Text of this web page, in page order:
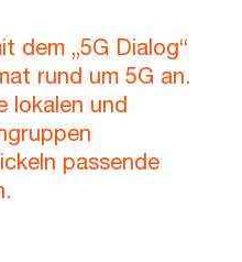
dem „5G Dialog“
rund um 5G an.
lokalen und
passende